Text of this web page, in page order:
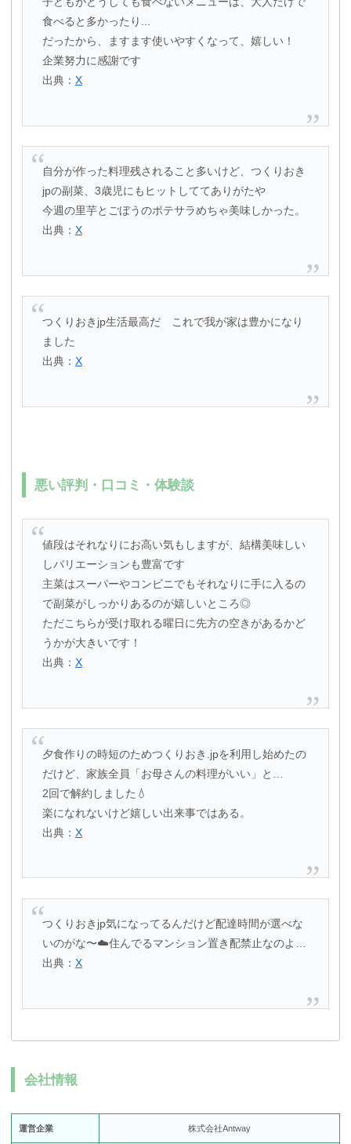
食べると多かったり...
だったから、ますます使いやすくなって、嬉しい！
企業努力に感謝です
出典： X
自分が作った料理残されること多いけど、つくりおき
jpの副菜、3歳児にもヒットしててありがたや
今週の里芋とごぼうのポテサラめちゃ美味しかった。
出典： X
つくりおきjp生活最高だ これで我が家は豊かになり
ました
出典： X
悪い評判・口コミ・体験談
値段はそれなりにお高い気もしますが、結構美味しい
しバリエーションも豊富です
主菜はスーパーやコンビニでもそれなりに手に入るの
で副菜がしっかりあるのが嬉しいところ◎
ただこちらが受け取れる曜日に先方の空きがあるかど
うかが大きいです！
出典： X
夕食作りの時短のためつくりおき.jpを利用し始めたの
だけど、家族全員「お母さんの料理がいい」と…
2回で解約しました💧
楽になれないけど嬉しい出来事ではある。
出典： X
つくりおきjp気になってるんだけど配達時間が選べな
いのがな〜☁️住んでるマンション置き配禁止なのよ…
出典： X
会社情報
運営企業 株式会社Antway